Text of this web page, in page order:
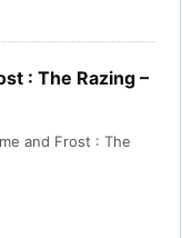
: The Razing –
and Frost : The